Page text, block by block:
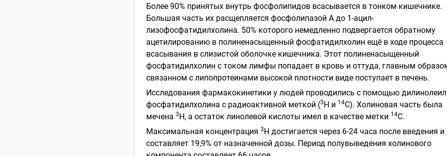
Более 90% принятых внутрь фосфолипидов всасывается в тонком кишечнике.
Большая часть их расщепляется фосфолипазой А до 1-ацил-
лизофосфатидилхолина. 50% которого немедленно подвергается обратному
ацетилированию в полиненасыщенный фосфатидилхолин ещё в ходе процесса
всасывания в слизистой оболочке кишечника. Этот полиненасыщенный
фосфатидилхолин с током лимфы попадает в кровь и оттуда, главным
связанном с липопротеинами высокой плотности виде поступает в печень.
Исследования фармакокинетики у людей проводились с помощью дилинолеил
фосфатидилхолина с радиоактивной меткой (3Н и 14С). Холиновая часть была
мечена 3Н, а остаток линолевой кислоты имел в качестве метки 14С.
Максимальная концентрация 3Н достигается через 6-24 часа после введения и
составляет 19,9% от назначенной дозы. Период полувыведения холинового